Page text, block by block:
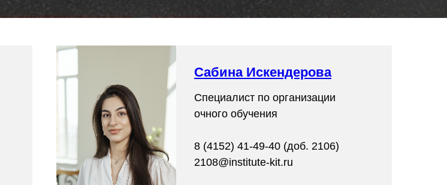
Сабина Искендерова
Специалист по организации
очного обучения
8 (4152) 41-49-40 (доб. 2106)
2108@institute-kit.ru